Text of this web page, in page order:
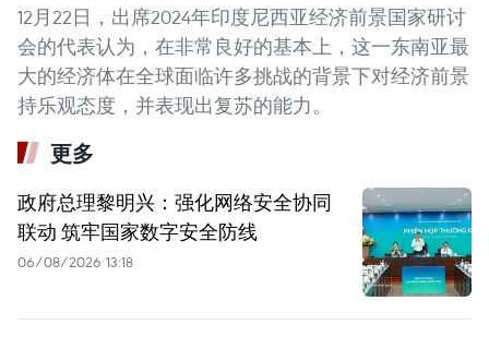
12月22日，出席2024年印度尼西亚经济前景国家研讨
会的代表认为，在非常良好的基本上，这一东南亚最
大的经济体在全球面临许多挑战的背景下对经济前景
持乐观态度，并表现出复苏的能力。
更多
政府总理黎明兴：强化网络安全协同
联动 筑牢国家数字安全防线
06/08/2026 13:18